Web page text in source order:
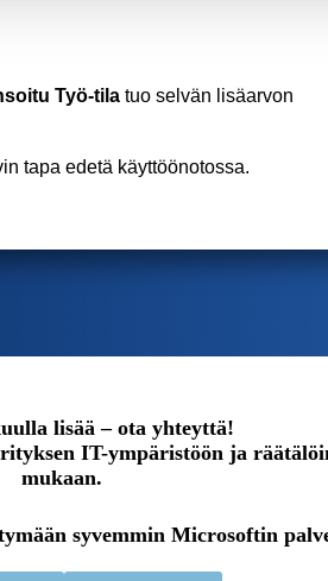
Työ‑tila tuo selvän lisäarvon
tapa edetä käyttöönotossa.
lisää – ota yhteyttä!
IT-ympäristöön ja
mukaan.
syvemmin Microsoftin